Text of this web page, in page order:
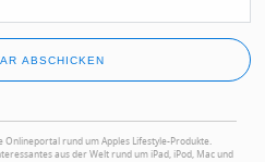
Onlineportal rund um Apples Lifestyle-Produkte.
aus der Welt rund um iPad, iPod, Mac und